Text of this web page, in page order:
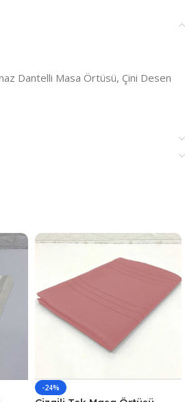
Dantelli Masa Örtüsü, Çini Desen
-24%